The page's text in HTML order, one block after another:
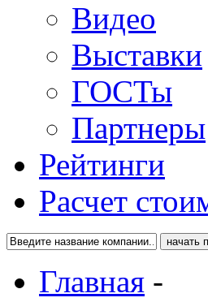
Видео
Выставки
ГОСТы
Партнеры
Рейтинги
Расчет
Главная -